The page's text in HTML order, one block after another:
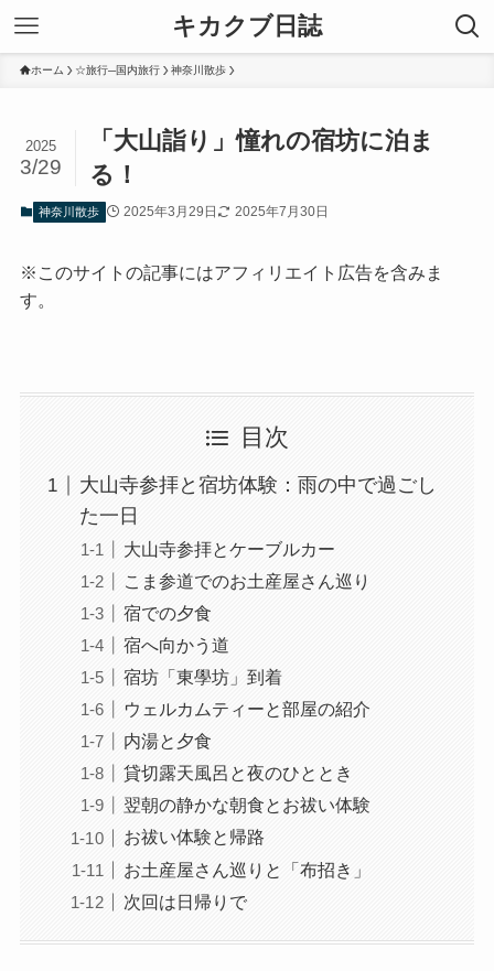
キカクブ日誌
ホーム ☆旅行─国内旅行 神奈川散歩
「大山詣り」憧れの宿坊に泊ま
る！
2025
3/29
神奈川散歩 2025年3月29日 2025年7月30日
※このサイトの記事にはアフィリエイト広告を含みま
す。
目次
大山寺参拝と宿坊体験：雨の中で過ごし
た一日
大山寺参拝とケーブルカー
こま参道でのお土産屋さん巡り
宿での夕食
宿へ向かう道
宿坊「東學坊」到着
ウェルカムティーと部屋の紹介
内湯と夕食
貸切露天風呂と夜のひととき
翌朝の静かな朝食とお祓い体験
お祓い体験と帰路
お土産屋さん巡りと「布招き」
次回は日帰りで